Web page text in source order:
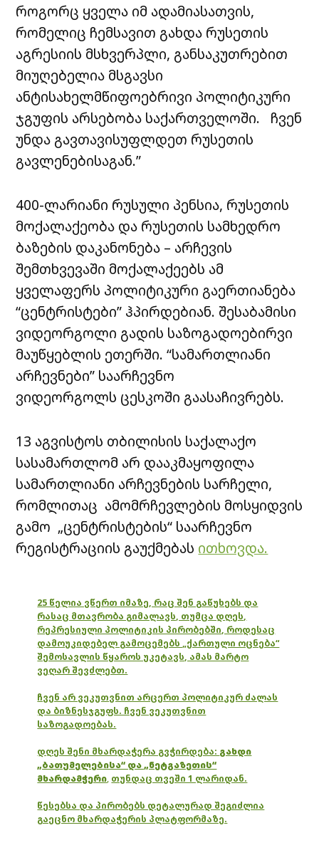
როგორც ყველა იმ ადამიასათვის,
რომელიც ჩემსავით გახდა რუსეთის
აგრესიის მსხვერპლი, განსაკუთრებით
მიუღებელია მსგავსი
ანტისახელმწიფოებრივი პოლიტიკური
ჯგუფის არსებობა საქართველოში. ჩვენ
უნდა გავთავისუფლდეთ რუსეთის
გავლენებისაგან.”
400-ლარიანი რუსული პენსია, რუსეთის
მოქალაქეობა და რუსეთის სამხედრო
ბაზების დაკანონება – არჩევის
შემთხვევაში მოქალაქეებს ამ
ყველაფერს პოლიტიკური გაერთიანება
“ცენტრისტები” ჰპირდებიან. შესაბამისი
ვიდეორგოლი გადის საზოგადოებირვი
მაუწყებლის ეთერში. “სამართლიანი
არჩევნები” საარჩევნო
ვიდეორგოლს ცესკოში გაასაჩივრებს.
13 აგვისტოს თბილისის საქალაქო
სასამართლომ არ დააკმაყოფილა
სამართლიანი არჩევნების სარჩელი,
რომლითაც ამომრჩევლების მოსყიდვის
გამო „ცენტრისტების“ საარჩევნო
რეგისტრაციის გაუქმებას ითხოვდა.
25 წელია ვწერთ იმაზე, რაც შენ გაწუხებს და
რასაც მთავრობა გიმალავს, თუმცა დღეს,
რეპრესიული პოლიტიკის პირობებში, როდესაც
დამოუკიდებელ გამოცემებს „ქართული ოცნება“
შემოსავლის წყაროს უკეტავს, ამას მარტო
ვეღარ შევძლებთ.
ჩვენ არ ვეკუთვნით არცერთ პოლიტიკურ ძალას
და ბიზნესჯგუფს. ჩვენ ვეკუთვნით
საზოგადოებას.
დღეს შენი მხარდაჭერა გვჭირდება: გახდი
„ბათუმელებისა“ და „ნეტგაზეთის“
მხარდამჭერი, თუნდაც თვეში 1 ლარიდან.
წესებსა და პირობებს დეტალურად შეგიძლია
გაეცნო მხარდაჭერის პლატფორმაზე.